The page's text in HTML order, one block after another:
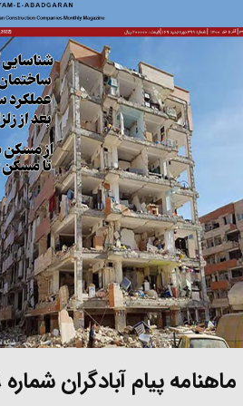
ماهنامه پیام آبادگران شماره ۳۹۹